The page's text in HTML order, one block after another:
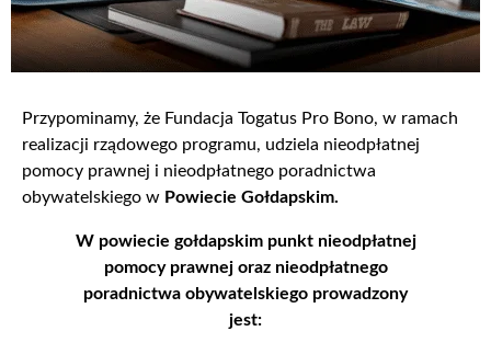
Przypominamy, że Fundacja Togatus Pro Bono, w ramach
realizacji rządowego programu, udziela nieodpłatnej
pomocy prawnej i nieodpłatnego poradnictwa
obywatelskiego w Powiecie Gołdapskim.
W powiecie gołdapskim punkt nieodpłatnej
pomocy prawnej oraz nieodpłatnego
poradnictwa obywatelskiego prowadzony
jest: